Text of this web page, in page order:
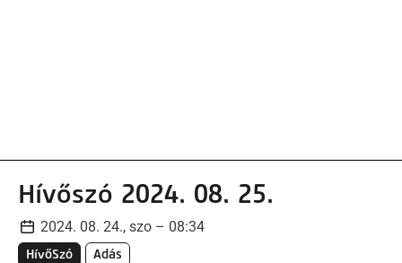
Hívőszó 2024. 08. 25.
2024. 08. 24., szo – 08:34
HívőSzó Adás